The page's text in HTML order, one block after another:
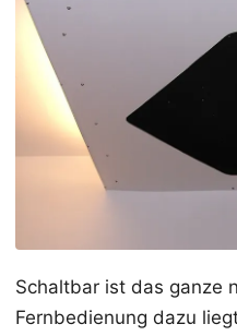
Schaltbar ist das ganze
Fernbedienung dazu